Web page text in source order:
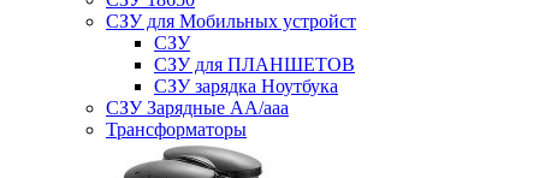
СЗУ для Мобильных устройст
СЗУ
СЗУ для ПЛАНШЕТОВ
СЗУ зарядка Ноутбука
СЗУ Зарядные АА/ааа
Трансформаторы